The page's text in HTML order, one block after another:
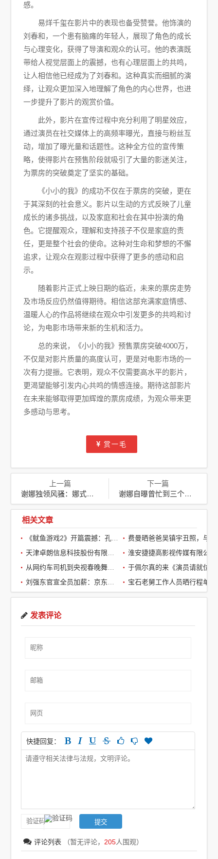
感。
易烊千玺在影片中的表现也备受赞誉。他饰演的
刘春和，一个患有脑瘫的年轻人，展现了角色的成长
与心理变化，获得了导演和观众的认可。他的表演既
带给人视觉层面上的震撼，也有心理层面上的共鸣，
让人相信他已经成为了刘春和。这种真实而细腻的演
绎，让观众更加深入地理解了角色的内心世界，也进
一步提升了影片的观赏价值。
此外，影片在宣传过程中充分利用了明星效应，
通过演员在社交媒体上的高频率曝光，直接与粉丝互
动，增加了曝光量和话题性。这种全方位的宣传策
略，使得影片在预售阶段就吸引了大量的影迷关注，
为票房的突破奠定了坚实的基础。
《小小的我》的成功不仅在于票房的突破，更在
于其深刻的社会意义。影片以生动的方式反映了儿童
成长的诸多挑战，以及家庭和社会在其中扮演的角
色。它提醒观众，理解和支持孩子不仅是家庭的责
任，更是整个社会的使命。这种对生命和梦想的不懈
追求，让观众在观影过程中获得了更多的感动和启
示。
随着影片正式上映日期的临近，未来的票房走势
及市场反应仍然值得期待。相信这部充满家庭情感、
温暖人心的作品将继续在观众中引发更多的共鸣和讨
论，为电影市场带来新的生机和活力。
总的来说，《小小的我》预售票房突破4000万，
不仅是对影片质量的高度认可，更是对电影市场的一
次有力提振。它表明，观众不仅需要高水平的影片，
更渴望能够引发内心共鸣的情感连接。期待这部影片
在未来能够取得更加辉煌的票房成绩，为观众带来更
多感动与思考。
赏一毛
上一篇
谢娜独领风骚：娜式风格前无古人后无来者，没人能复制
下一篇
谢娜自曝曾忙到三个月没沾过床：娱乐圈背后的极致奋斗与挑战
相关文章
淮安捷捷高影视传媒有限公司
发表评论
快捷回复：
评论列表 （暂无评论， 205人围观）